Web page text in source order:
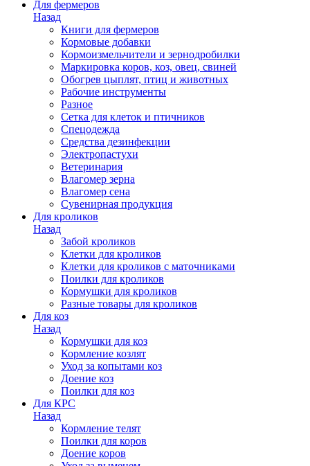
Для фермеров
Назад
Книги для фермеров
Кормовые добавки
Кормоизмельчители и зернодробилки
Маркировка коров, коз, овец, свиней
Обогрев цыплят, птиц и животных
Рабочие инструменты
Разное
Сетка для клеток и птичников
Спецодежда
Средства дезинфекции
Электропастухи
Ветеринария
Влагомер зерна
Влагомер сена
Сувенирная продукция
Для кроликов
Назад
Забой кроликов
Клетки для кроликов
Клетки для кроликов с маточниками
Поилки для кроликов
Кормушки для кроликов
Разные товары для кроликов
Для коз
Назад
Кормушки для коз
Кормление козлят
Уход за копытами коз
Доение коз
Поилки для коз
Для КРС
Назад
Кормление телят
Поилки для коров
Доение коров